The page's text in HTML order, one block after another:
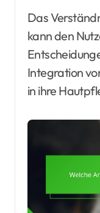
Das
kann den
Integration
in ihre